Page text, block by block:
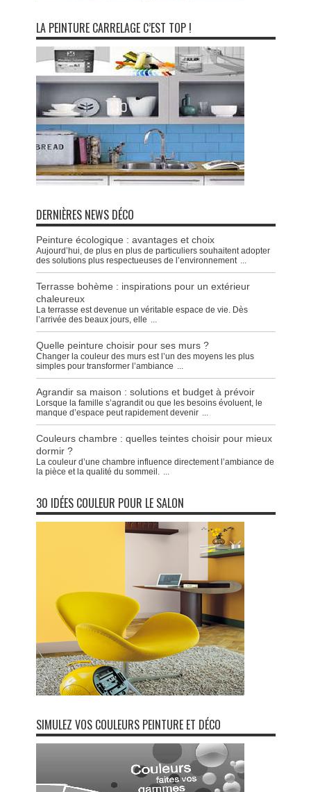
LA PEINTURE CARRELAGE C’EST TOP !
DERNIÈRES NEWS DÉCO
Peinture écologique : avantages et choix
Aujourd’hui, de plus en plus de particuliers souhaitent adopter
des solutions plus respectueuses de l’environnement ...
Terrasse bohème : inspirations pour un extérieur
chaleureux
La terrasse est devenue un véritable espace de vie. Dès
l’arrivée des beaux jours, elle ...
Quelle peinture choisir pour ses murs ?
Changer la couleur des murs est l’un des moyens les plus
simples pour transformer l’ambiance ...
Agrandir sa maison : solutions et budget à prévoir
Lorsque la famille s’agrandit ou que les besoins évoluent, le
manque d’espace peut rapidement devenir ...
Couleurs chambre : quelles teintes choisir pour mieux
dormir ?
La couleur d’une chambre influence directement l’ambiance de
la pièce et la qualité du sommeil. ...
30 IDÉES COULEUR POUR LE SALON
SIMULEZ VOS COULEURS PEINTURE ET DÉCO